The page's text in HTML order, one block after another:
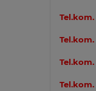
Tel.kom.
Tel.kom.
Tel.kom.
Tel.kom.